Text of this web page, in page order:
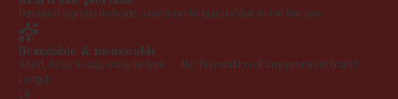
Demand signals indicate strong ranking potential out of the box.
Brandable & memorable
Short, easy to say, easy to type — the foundation of any premium brand.
Length
19